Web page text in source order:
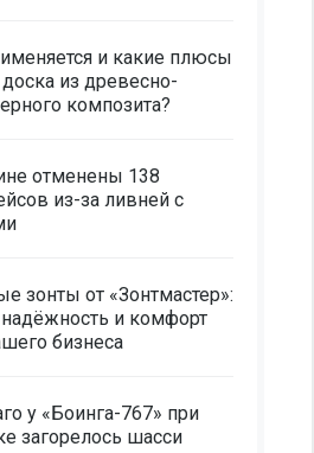
и какие плюсы
из древесно-
композита?
отменены 138
из-за ливней с
зонты от «Зонтмастер»:
надёжность и комфорт
бизнеса
у «Боинга-767» при
загорелось шасси